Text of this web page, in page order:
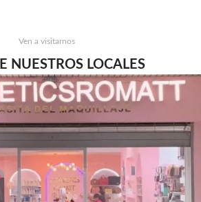
Ven a visitarnos
NUESTROS LOCALES